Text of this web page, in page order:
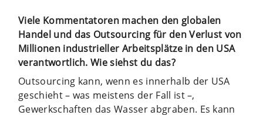
Viele Kommentatoren machen den globalen
Handel und das Outsourcing für den Verlust von
Millionen industrieller Arbeitsplätze in den USA
verantwortlich. Wie siehst du das?
Outsourcing kann, wenn es innerhalb der USA
geschieht – was meistens der Fall ist –,
Gewerkschaften das Wasser abgraben. Es kann